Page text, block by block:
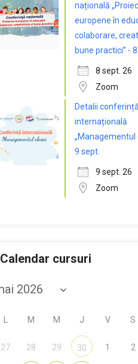
națională
europene în
colaborare,
bune practici” -
8 sept. 26
Zoom
Detalii conferință
internațională
„Managementul
9 sept.
9 sept. 26
Zoom
Calendar cursuri
M M J V S
27 28 29 30 1 2